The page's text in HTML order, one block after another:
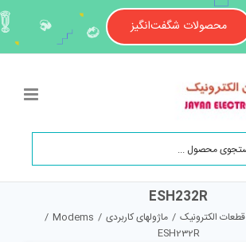
محصولات شگفت‌انگیز
ESH232R
قطعات الکترونیک / ماژولهای کاربردی /
Modems
/
ESH232R